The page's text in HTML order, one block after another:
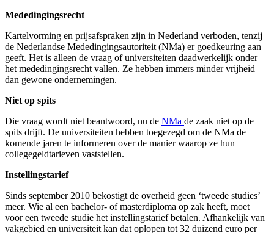
Mededingingsrecht
Kartelvorming en prijsafspraken zijn in Nederland verboden, tenzij
de Nederlandse Mededingingsautoriteit (NMa) er goedkeuring aan
geeft. Het is alleen de vraag of universiteiten daadwerkelijk onder
het mededingingsrecht vallen. Ze hebben immers minder vrijheid
dan gewone ondernemingen.
Niet op spits
Die vraag wordt niet beantwoord, nu de NMa de zaak niet op de
spits drijft. De universiteiten hebben toegezegd om de NMa de
komende jaren te informeren over de manier waarop ze hun
collegegeldtarieven vaststellen.
Instellingstarief
Sinds september 2010 bekostigt de overheid geen ‘tweede studies’
meer. Wie al een bachelor- of masterdiploma op zak heeft, moet
voor een tweede studie het instellingstarief betalen. Afhankelijk van
vakgebied en universiteit kan dat oplopen tot 32 duizend euro per